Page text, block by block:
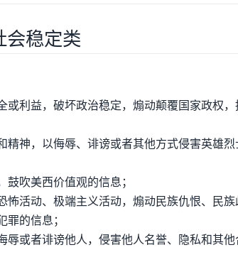
会稳定类
利益，破坏政治稳定，煽动颠覆国家政权
神，以侮辱、诽谤或者其他方式侵害英雄烈
吹美西价值观的信息；
怖活动、极端主义活动，煽动民族仇恨、民
的信息；
或者诽谤他人，侵害他人名誉、隐私和其